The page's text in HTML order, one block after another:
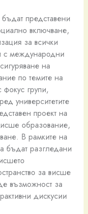
представени
включване,
за всички
с международни
на
по темите на
фокус групи,
университетите
проект на
образование,
В рамките на
бъдат разгледани
за висше
възможност за
дискусии